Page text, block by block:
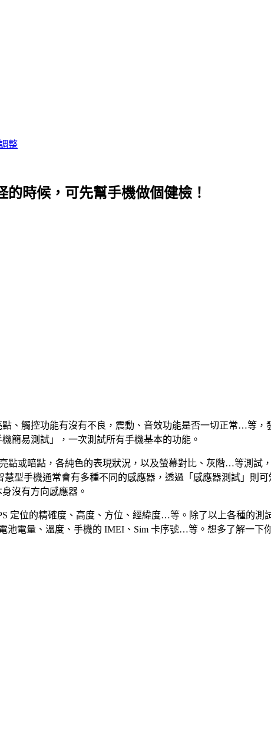
整
時候，可先幫手機做個健檢！
、觸控功能有沒有不良，震動、音效功能是否一切正常…等
簡易測試」，一次測試所有手機基本的功能。
點或暗點，各純色的表現狀況，以及螢幕對比、灰階…等測試
型手機通常會有多種不同的感應器，透過「感應器測試」則
沒有方向感應器。
定位的精確度、高度、方位、經緯度…等。除了以上各種的
電量、溫度、手機的 IMEI、Sim 卡序號…等。想多了解一下